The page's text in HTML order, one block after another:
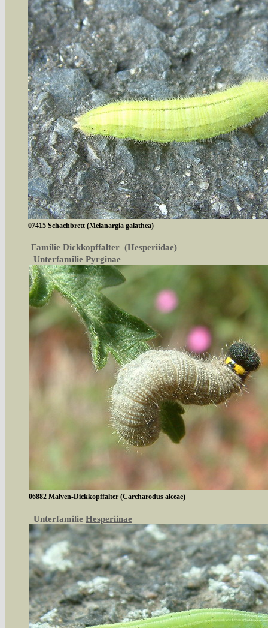
07415 Schachbrett (Melanargia galathea)
Familie Dickkopffalter (Hesperiidae)
Unterfamilie Pyrginae
06882 Malven-Dickkopffalter (Carcharodus alceae)
Unterfamilie Hesperiinae